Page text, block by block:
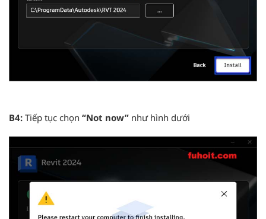
B4: Tiếp tục chọn “Not now” như hình dưới